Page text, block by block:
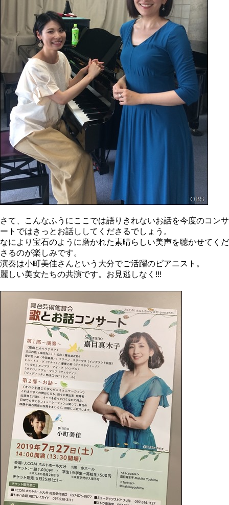
さて、こんなふうにここでは語りきれないお話を今度のコンサ
ートではきっとお話ししてくださるでしょう。
なにより宝石のように磨かれた素晴らしい美声を聴かせてくだ
さるのが楽しみです。
演奏は小町美佳さんという大分でご活躍のピアニスト。
麗しい美女たちの共演です。お見逃しなく!!!